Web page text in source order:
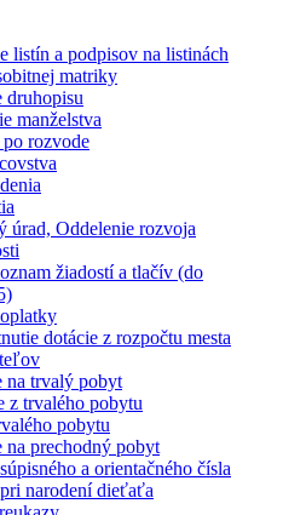
listín a podpisov na listinách
matriky
druhopisu
manželstva
rozvode
úrad, Oddelenie rozvoja
žiadostí a tlačív (do
dotácie z rozpočtu mesta
na trvalý pobyt
z trvalého pobytu
pobytu
na prechodný pobyt
a orientačného čísla
narodení dieťaťa